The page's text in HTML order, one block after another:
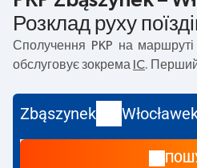
Розклад руху
Сполучення PKP на маршруті
обслуговує зокрема IC .
210 Zbąszynek. Останній потяг до Włocławek вирушає о
17:51. На маршруті
також інші потяги:EC—
зазвичай довший час подорожі. Потяг
Zbąszynek